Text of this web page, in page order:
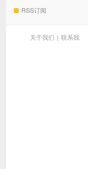
RSS订阅
关于我们 | 联系我